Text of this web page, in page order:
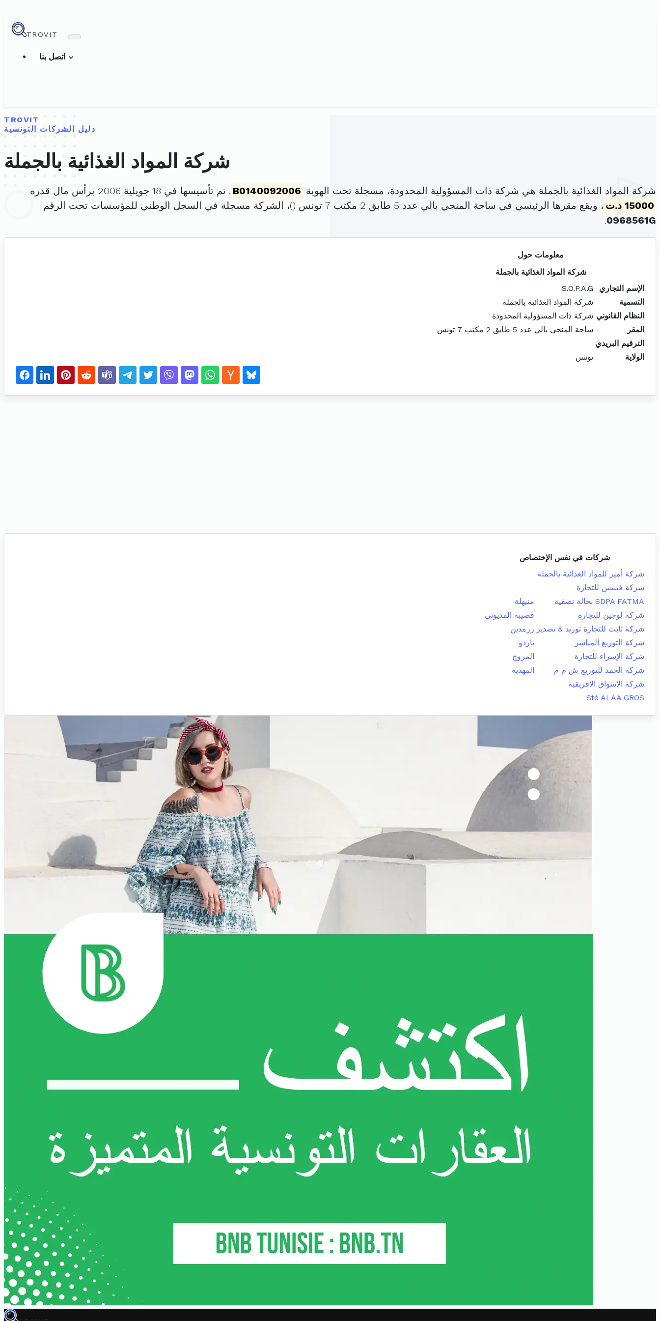
TROVIT
TROVIT
دليل الشركات التونسية
شركة المواد الغذائية بالجملة
شركة المواد الغذائية بالجملة هي شركة ذات المسؤولية المحدودة، مسجلة تحت الهوية B0140092006 . تم تأسيسها في 18 جويلية 2006 برأس مال قدره
15000 د.ت
، ويقع مقرها الرئيسي في ساحة المنجي بالي عدد 5 طابق 2 مكتب 7 تونس (
)، الشركة مسجلة في السجل الوطني للمؤسسات تحت الرقم
0968561G
.
معلومات حول
شركة المواد الغذائية بالجملة
الإسم التجاري
S.O.P.A.G
التسمية
شركة المواد الغذائية بالجملة
النظام القانوني شركة ذات المسؤولية المحدودة
المقر
ساحة المنجي بالي عدد 5 طابق 2 مكتب 7 تونس
الترقيم البريدي
الولاية
تونس
شركات في نفس الإختصاص
شركة أمير للمواد الغذائية بالجملة
شركة فينيس للتجارة
SDPA FATMA بحالة تصفية
منيهلة
شركة لوجين للتجارة
قصيبة المديوني
شركة ثابت للتجارة توريد & تصدير زرمدين
شركة التوزيع المباشر
باردو
شركة الإسراء للتجارة
المروج
شركة الحمد للتوزيع ش م م
المهدية
شركة الاسواق الافريقية
Sté ALAA GROS